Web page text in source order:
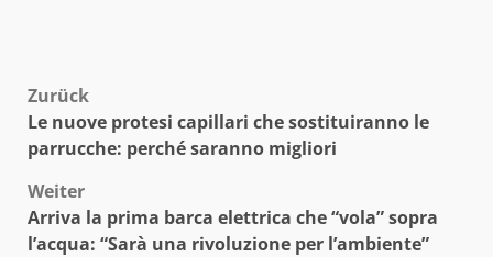
Beitragsnavigation
Zurück
Le nuove protesi capillari che sostituiranno le
parrucche: perché saranno migliori
Weiter
Arriva la prima barca elettrica che “vola” sopra
l’acqua: “Sarà una rivoluzione per l’ambiente”